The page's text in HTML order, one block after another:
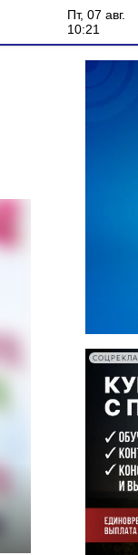
пт, 07 авг.
10:21